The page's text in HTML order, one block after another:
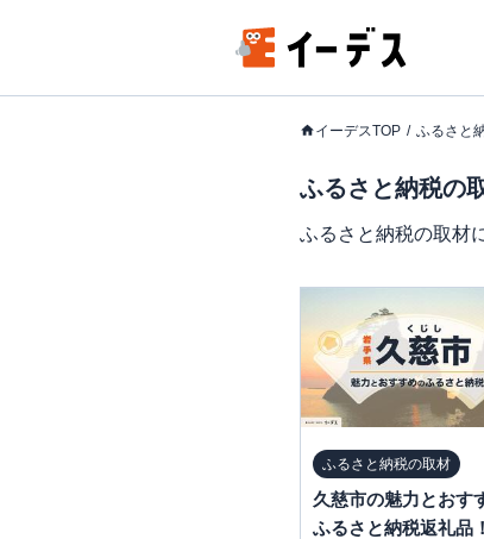
イーデスTOP ふるさと
ふるさと納税の
ふるさと納税の取材
ふるさと納税の取材
久慈市の魅力とおす
ふるさと納税返礼品！